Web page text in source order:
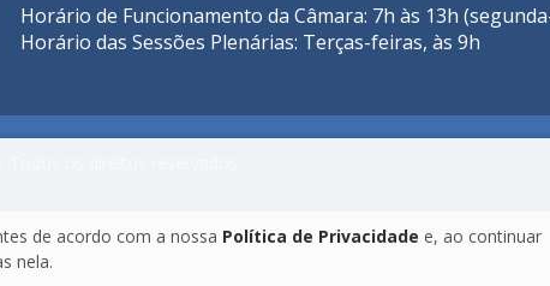
Horário de Funcionamento da Câmara: 7h às 13h
Horário das Sessões Plenárias: Terças-feiras, às 9h
de acordo com a nossa Política de Privacidade e, ao continuar
nela.